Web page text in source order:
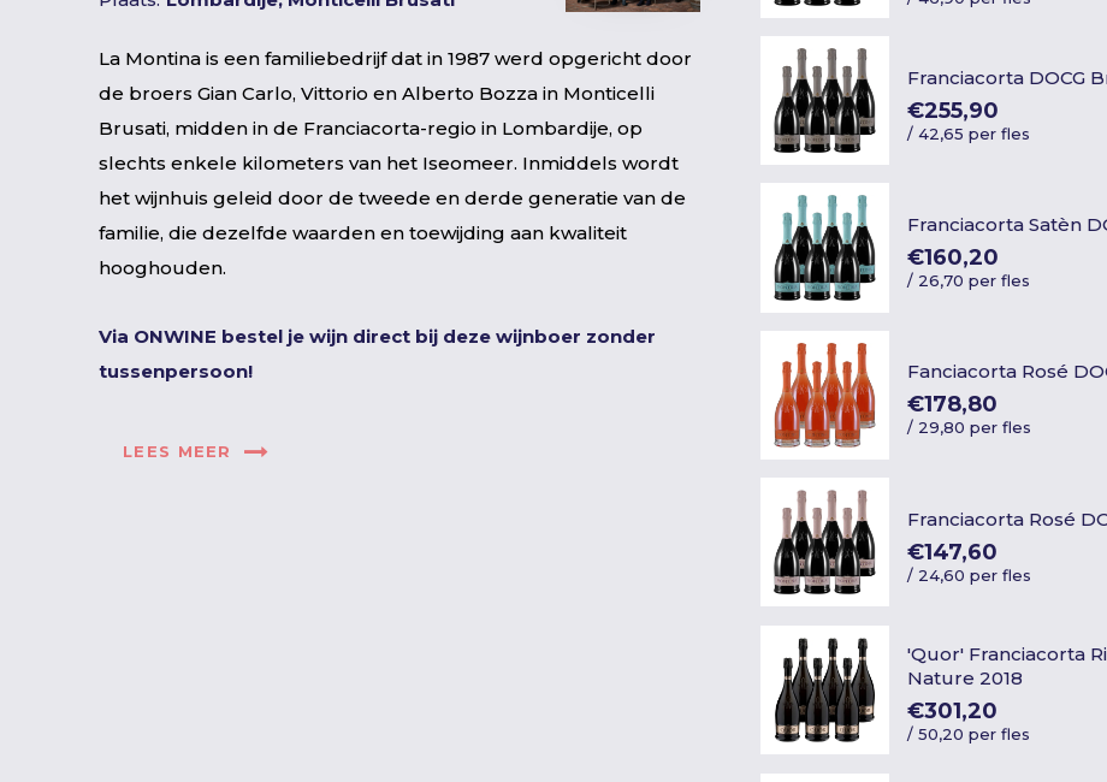
La Montina is een familiebedrijf dat in 1987 werd opgericht door
de broers Gian Carlo, Vittorio en Alberto Bozza in Monticelli
Brusati, midden in de Franciacorta-regio in Lombardije, op
slechts enkele kilometers van het Iseomeer. Inmiddels wordt
het wijnhuis geleid door de tweede en derde generatie van de
familie, die dezelfde waarden en toewijding aan kwaliteit
hooghouden.
Via ONWINE bestel je wijn direct bij deze wijnboer zonder
tussenpersoon!
LEES MEER
Franciacorta DOCG
€255,90
/42,65 per fles
Franciacorta Satèn
€160,20
/ 26,70 per fles
Fanciacorta Rosé
€178,80
/ 29,80 per fles
Franciacorta Rosé
€147,60
/ 24,60 per fles
'Quor' Franciacorta
Nature 2018
€301,20
/50,20 per fles